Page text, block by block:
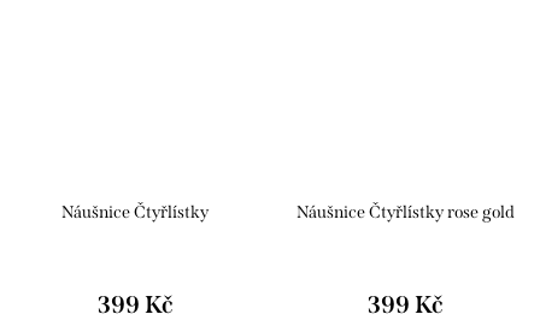
Náušnice Čtyřlístky
399 Kč
Náušnice Čtyřlístky rose gold
399 Kč